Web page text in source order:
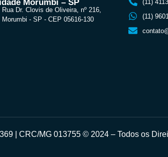
Morumbi – SP
Rua Dr. Clovis de Oliveira, nº 216,
Morumbi - SP - CEP 05616-130
(11)
(11)
| CRC/MG 013755 © 2024 – Todos os